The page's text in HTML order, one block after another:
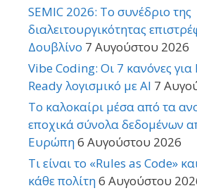
SEMIC 2026: Το συνέδριο της
διαλειτουργικότητας
Δουβλίνο 7 Αυγούστου 2026
Vibe Coding: Οι 7 κανόνες
Ready λογισμικό με AI 7
Το καλοκαίρι μέσα από τα
εποχικά σύνολα δεδομένων
Ευρώπη6 Αυγούστου 2026
Τι είναι το «Rules as Code»
κάθε πολίτη6 Αυγούστου